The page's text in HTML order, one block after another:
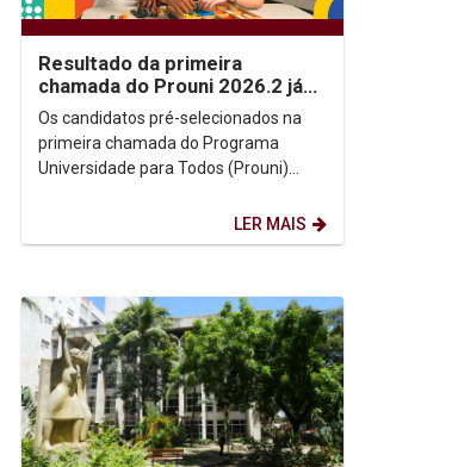
Resultado da primeira
chamada do Prouni 2026.2 já
está disponível; candidatos
devem enviar...
Os candidatos pré-selecionados na
primeira chamada do Programa
Universidade para Todos (Prouni)
LER MAIS